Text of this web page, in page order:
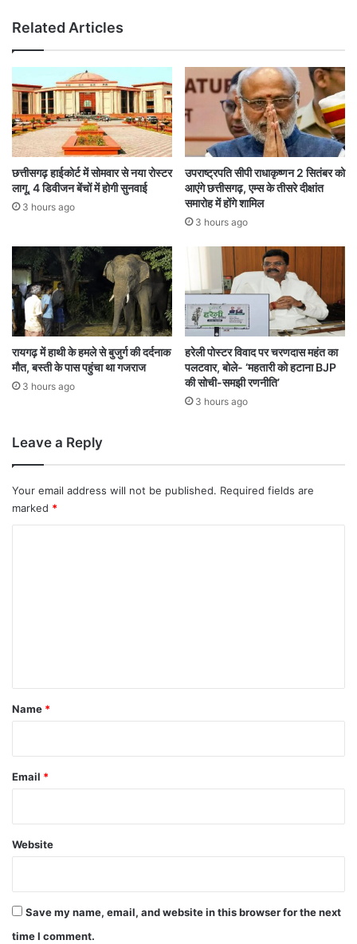
क
की
ब
ड़ी
का
र्र
वा
ई
,
ना
ले
प
ने
क
री
ब
1
0
अ
वै
ध
तो
ड़े
Related Articles
छत्तीसगढ़ हाईकोर्ट में सोमवार से नया रोस्टर
लागू, 4 डिवीजन बेंचों में होगी सुनवाई
3 hours ago
उपराष्ट्रपति सीपी राधाकृष्णन 2 सितंबर को
आएंगे छत्तीसगढ़, एम्स के तीसरे दीक्षांत
समारोह में होंगे शामिल
3 hours ago
रायगढ़ में हाथी के हमले से बुजुर्ग की दर्दनाक
मौत, बस्ती के पास पहुंचा था गजराज
3 hours ago
हरेली पोस्टर विवाद पर चरणदास महंत का
पलटवार, बोले- ‘महतारी को हटाना BJP
की सोची-समझी रणनीति’
3 hours ago
Leave a Reply
Your email address will not be published. Required fields are
marked *
*
Name *
Email *
Website
Save my name, email, and website in this browser for the next
time I comment.